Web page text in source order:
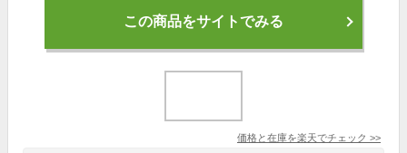
この商品をサイトでみる
価格と在庫を楽天でチェック >>